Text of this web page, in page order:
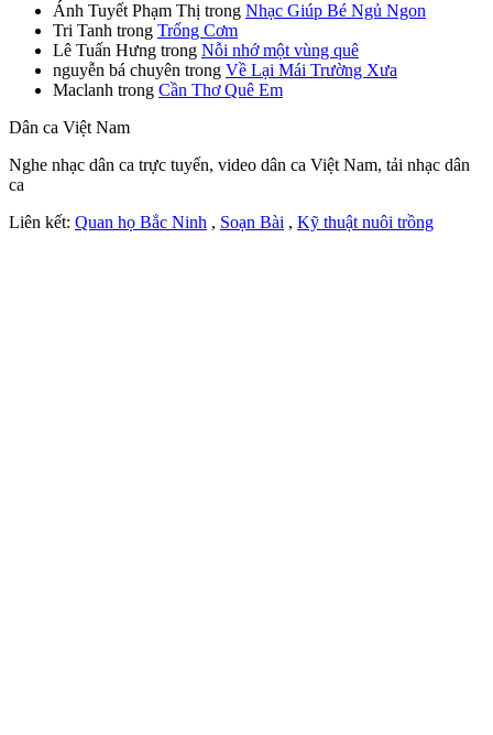
Ánh Tuyết Phạm Thị trong Nhạc Giúp Bé Ngủ Ngon
Tri Tanh trong Trống Cơm
Lê Tuấn Hưng trong Nỗi nhớ một vùng quê
nguyễn bá chuyên trong Về Lại Mái Trường Xưa
Maclanh trong Cần Thơ Quê Em
Dân ca Việt Nam
Nghe nhạc dân ca trực tuyến, video dân ca Việt Nam, tải nhạc dân
ca
Liên kết: Quan họ Bắc Ninh , Soạn Bài , Kỹ thuật nuôi trồng